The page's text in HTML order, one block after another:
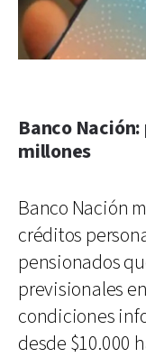
Banco
millones
Banco Nación
créditos
pensionados
previsionales
condiciones
desde $10.000